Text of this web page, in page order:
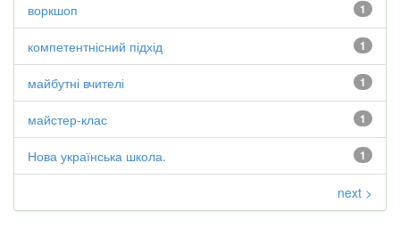
1
воркшоп
1
компетентнісний підхід
1
майбутні вчителі
1
майстер-клас
1
Нова українська школа.
next >